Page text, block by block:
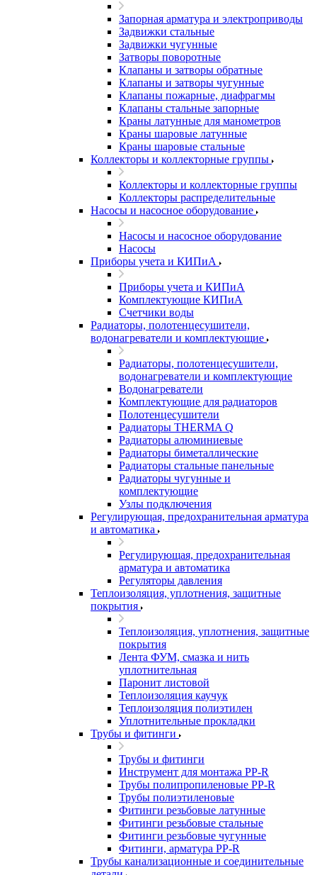
Запорная арматура и электроприводы
Задвижки стальные
Задвижки чугунные
Затворы поворотные
Клапаны и затворы обратные
Клапаны и затворы чугунные
Клапаны пожарные, диафрагмы
Клапаны стальные запорные
Краны латунные для манометров
Краны шаровые латунные
Краны шаровые стальные
Коллекторы и коллекторные группы
Коллекторы и коллекторные группы
Коллекторы распределительные
Насосы и насосное оборудование
Насосы и насосное оборудование
Насосы
Приборы учета и КИПиА
Приборы учета и КИПиА
Комплектующие КИПиА
Счетчики воды
Радиаторы, полотенцесушители,
водонагреватели и комплектующие
Радиаторы, полотенцесушители,
водонагреватели и комплектующие
Водонагреватели
Комплектующие для радиаторов
Полотенцесушители
Радиаторы THERMA Q
Радиаторы алюминиевые
Радиаторы биметаллические
Радиаторы стальные панельные
Радиаторы чугунные и
комплектующие
Узлы подключения
Регулирующая, предохранительная арматура
и автоматика
Регулирующая, предохранительная
арматура и автоматика
Регуляторы давления
Теплоизоляция, уплотнения, защитные
покрытия
Теплоизоляция, уплотнения, защитные
покрытия
Лента ФУМ, смазка и нить
уплотнительная
Паронит листовой
Теплоизоляция каучук
Теплоизоляция полиэтилен
Уплотнительные прокладки
Трубы и фитинги
Трубы и фитинги
Инструмент для монтажа PP-R
Трубы полипропиленовые PP-R
Трубы полиэтиленовые
Фитинги резьбовые латунные
Фитинги резьбовые стальные
Фитинги резьбовые чугунные
Фитинги, арматура PP-R
Трубы канализационные и соединительные